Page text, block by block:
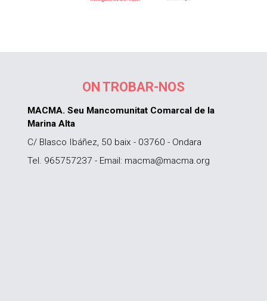
ON TROBAR-NOS
MACMA. Seu Mancomunitat Comarcal de la
Marina Alta
C/ Blasco Ibáñez, 50 baix - 03760 - Ondara
Tel. 965757237 - Email: macma@macma.org